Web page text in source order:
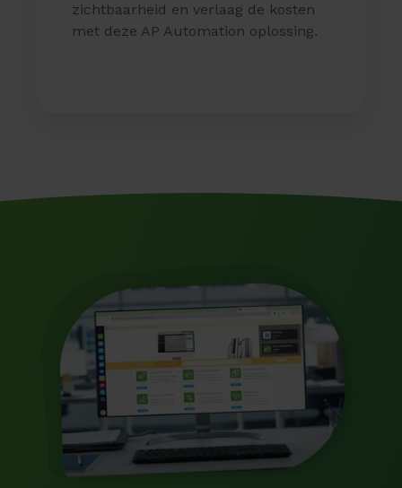
zichtbaarheid en verlaag de kosten
met deze AP Automation oplossing.